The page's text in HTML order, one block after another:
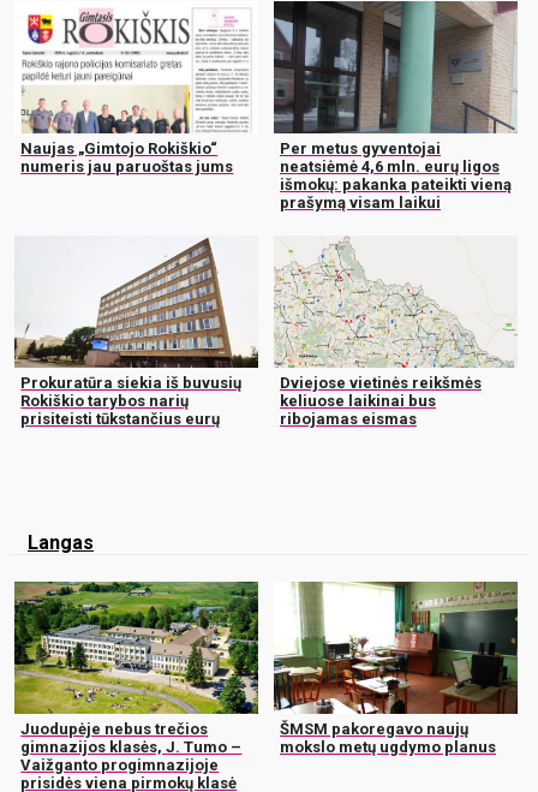
Naujas „Gimtojo Rokiškio“
numeris jau paruoštas jums
Per metus gyventojai
neatsiėmė 4,6 mln. eurų ligos
išmokų: pakanka pateikti vieną
prašymą visam laikui
Prokuratūra siekia iš buvusių
Rokiškio tarybos narių
prisiteisti tūkstančius eurų
Dviejose vietinės reikšmės
keliuose laikinai bus
ribojamas eismas
Langas
Juodupėje nebus trečios
gimnazijos klasės, J. Tumo –
Vaižganto progimnazijoje
prisidės viena pirmokų klasė
ŠMSM pakoregavo naujų
mokslo metų ugdymo planus